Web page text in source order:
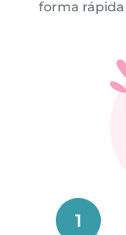
forma rápida
1